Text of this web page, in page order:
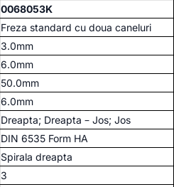
0068053K
Freza standard cu doua caneluri
3.0mm
6.0mm
50.0mm
6.0mm
Dreapta; Dreapta – Jos; Jos
DIN 6535 Form HA
Spirala dreapta
3